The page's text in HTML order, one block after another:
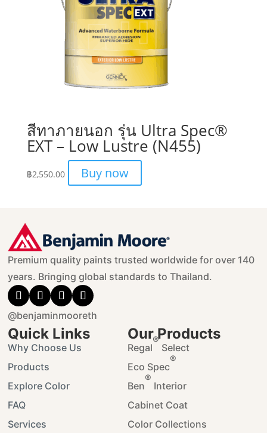
สีทาภายนอก รุ่น Ultra Spec®
EXT – Low Lustre (N455)
฿2,550.00 Buy now
Premium quality paints trusted worldwide for over 140
years. Bringing global standards to Thailand.
@benjaminmooreth
Quick Links
Why Choose Us
Products
Explore Color
FAQ
Services
Our Products
Regal
®
Select
Eco Spec
®
Ben
®
Interior
Cabinet Coat
Color Collections